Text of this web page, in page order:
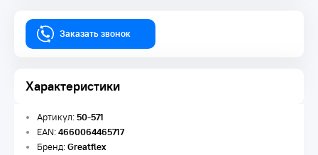
Заказать звонок
Характеристики
Артикул:50-571
EAN:4660064465717
Бренд:Greatflex